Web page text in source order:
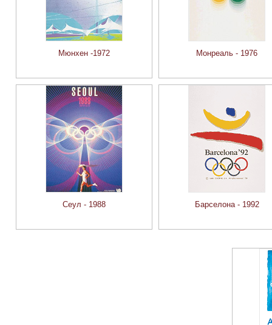
Мюнхен -1972 Монреаль - 1976
Сеул - 1988 Барселона - 1992